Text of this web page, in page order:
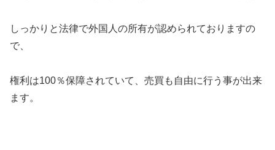
しっかりと法律で外国人の所有が認められておりますの
で、
権利は100％保障されていて、売買も自由に行う事が出来
ます。